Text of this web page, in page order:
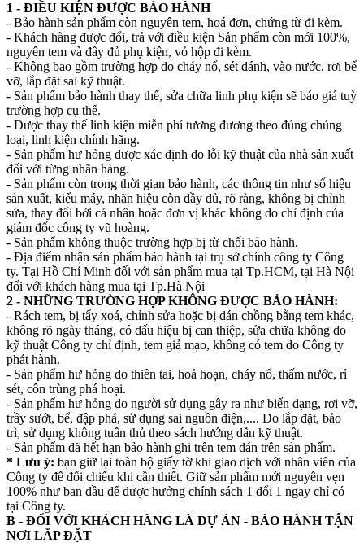
1 - ĐIỀU KIỆN ĐƯỢC BẢO HÀNH
- Bảo hành sản phẩm còn nguyên tem, hoá đơn, chứng từ đi kèm.
- Khách hàng được đổi, trả với điều kiện Sản phẩm còn mới 100%,
nguyên tem và đầy đủ phụ kiện, vỏ hộp đi kèm.
- Không bao gồm trường hợp do cháy nổ, sét đánh, vào nước, rơi bể
vỡ, lắp đặt sai kỹ thuật.
- Sản phẩm bảo hành thay thế, sửa chữa linh phụ kiện sẽ báo giá tuỳ
trường hợp cụ thể.
- Được thay thế linh kiện miễn phí tương đương theo đúng chủng
loại, linh kiện chính hãng.
- Sản phẩm hư hỏng được xác định do lỗi kỹ thuật của nhà sản xuất
đối với từng nhãn hàng.
- Sản phẩm còn trong thời gian bảo hành, các thông tin như số hiệu
sản xuất, kiểu máy, nhãn hiệu còn đầy đủ, rõ ràng, không bị chỉnh
sửa, thay đổi bởi cá nhân hoặc đơn vị khác không do chỉ định của
giám đốc công ty vũ hoàng.
- Sản phẩm không thuộc trường hợp bị từ chối bảo hành.
- Địa điểm nhận sản phẩm bảo hành tại trụ sở chính công ty Công
ty. Tại Hồ Chí Minh đối với sản phẩm mua tại Tp.HCM, tại Hà Nội
đối với khách hàng mua tại Tp.Hà Nội
2 - NHỮNG TRƯỜNG HỢP KHÔNG ĐƯỢC BẢO HÀNH:
- Rách tem, bị tẩy xoá, chỉnh sửa hoặc bị dán chồng bằng tem khác,
không rõ ngày tháng, có dấu hiệu bị can thiệp, sửa chữa không do
kỹ thuật Công ty chỉ định, tem giả mạo, không có tem do Công ty
phát hành.
- Sản phẩm hư hỏng do thiên tai, hoả hoạn, cháy nổ, thấm nước, rỉ
sét, côn trùng phá hoại.
- Sản phẩm hư hỏng do người sử dụng gây ra như biến dạng, rơi vỡ,
trầy sướt, bể, đập phá, sử dụng sai nguồn điện,.... Do lắp đặt, bảo
trì, sử dụng không tuân thủ theo sách hướng dẫn kỹ thuật.
- Sản phẩm đã hết hạn bảo hành ghi trên tem dán trên sản phẩm.
* Lưu ý: bạn giữ lại toàn bộ giấy tờ khi giao dịch với nhân viên của
Công ty để đối chiếu khi cần thiết. Giữ sản phẩm mới nguyên vẹn
100% như ban đầu để được hưởng chính sách 1 đổi 1 ngay chỉ có
tại Công ty.
B - ĐỐI VỚI KHÁCH HÀNG LÀ DỰ ÁN - BẢO HÀNH TẬN
NƠI LẮP ĐẶT